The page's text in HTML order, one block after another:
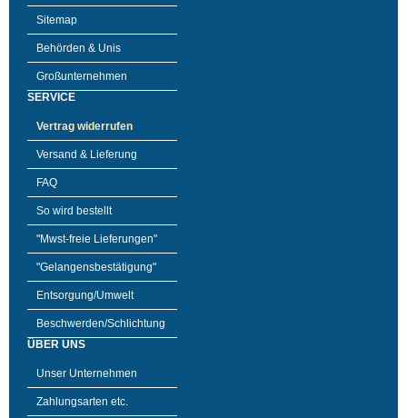
Sitemap
Behörden & Unis
Großunternehmen
SERVICE
Vertrag widerrufen
Versand & Lieferung
FAQ
So wird bestellt
"Mwst-freie Lieferungen"
"Gelangensbestätigung"
Entsorgung/Umwelt
Beschwerden/Schlichtung
ÜBER UNS
Unser Unternehmen
Zahlungsarten etc.